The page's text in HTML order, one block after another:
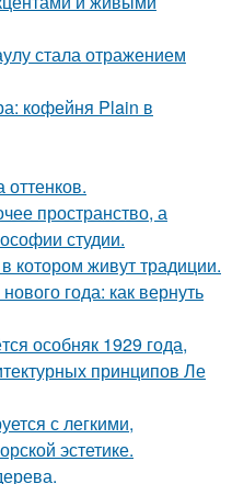
стала отражением
кофейня Plain в
пространство, а
студии.
котором живут традиции.
года: как вернуть
особняк 1929 года,
принципов Ле
с легкими,
эстетике.